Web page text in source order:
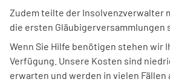
Zudem teilte der Insolvenzverwalter
die ersten Gläubigerversammlungen
Wenn Sie Hilfe benötigen stehen wir
Verfügung. Unsere Kosten sind
erwarten und werden in vielen Fällen